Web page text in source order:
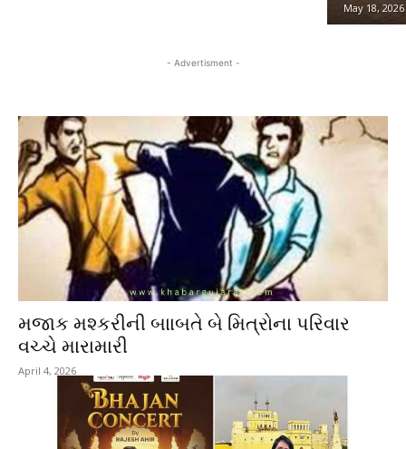
May 18, 2026
- Advertisment -
મજાક મશ્કરીની બાાબતે બે મિત્રોના પરિવાર
વચ્ચે મારામારી
April 4, 2026